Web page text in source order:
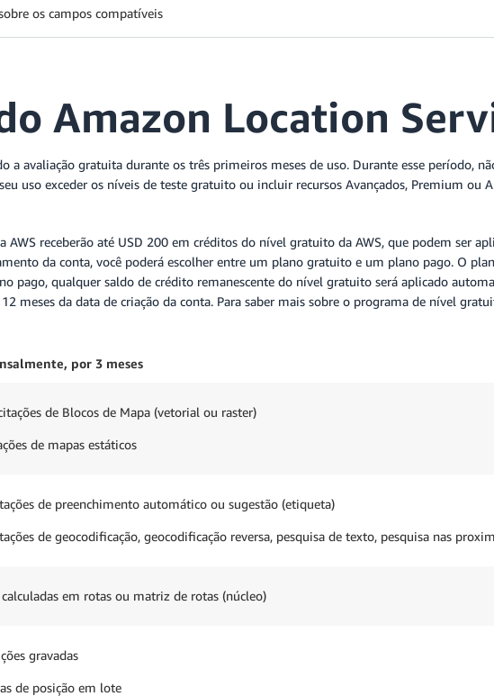
os campos compatíveis
Amazon Location
a avaliação gratuita durante os três primeiros meses de uso. Durante esse período,
uso exceder os níveis de teste gratuito ou incluir recursos Avançados, Premium ou
receberão até USD 200 em créditos do nível gratuito da AWS, que podem ser
da conta, você poderá escolher entre um plano gratuito e um plano pago. O
pago, qualquer saldo de crédito remanescente do nível gratuito será aplicado
meses da data de criação da conta. Para saber mais sobre o programa de nível
por 3 meses
de Blocos de Mapa (vetorial ou raster)
de mapas estáticos
de preenchimento automático ou sugestão (etiqueta)
de geocodificação, geocodificação reversa, pesquisa de texto, pesquisa nas
em rotas ou matriz de rotas (núcleo)
gravadas
de posição em lote